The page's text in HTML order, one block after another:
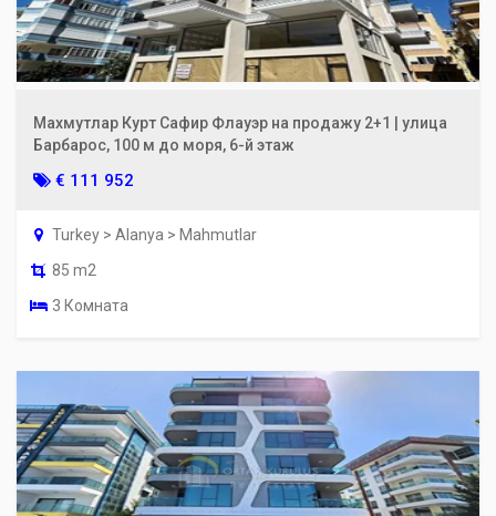
Махмутлар Курт Сафир Флауэр на продажу 2+1 | улица
Барбарос, 100 м до моря, 6-й этаж
€ 111 952
Turkey > Alanya > Mahmutlar
85 m2
3 Комната